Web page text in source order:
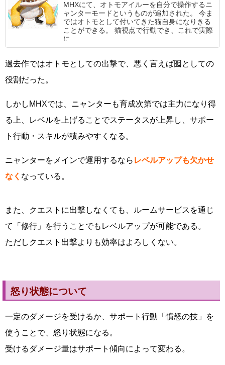
MHXにて、オトモアイルーを自分で操作するニ
ャンターモードというものが追加された。 今ま
ではオトモとして付いてきた猫自身になりきる
ことができる。 猫視点で行動でき、これで実際
に
過去作ではオトモとしての出撃で、悪く言えば囮としての
役割だった。
しかしMHXでは、ニャンターも育成次第では主力になり得
る上、レベルを上げることでステータスが上昇し、サポー
ト行動・スキルが積みやすくなる。
ニャンターをメインで運用するなら レベルアップも欠かせ
なく なっている。
また、クエストに出撃しなくても、ルームサービスを通じ
て「修行」を行うことでもレベルアップが可能である。
ただしクエスト出撃よりも効率はよろしくない。
怒り状態について
一定のダメージを受けるか、サポート行動「憤怒の技」を
使うことで、怒り状態になる。
受けるダメージ量はサポート傾向によって変わる。